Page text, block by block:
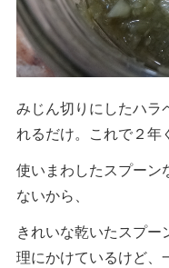
みじん切りにしたハラ
れるだけ。これで２年
使いまわしたスプーン
ないから、
きれいな乾いたスプ
理にかけているけど、